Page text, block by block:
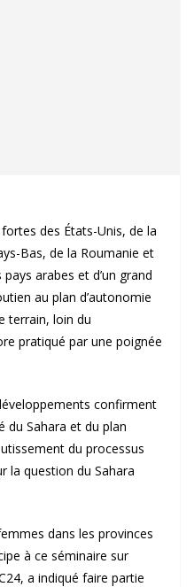
des États-Unis, de la
Bas, de la Roumanie et
arabes et d’un grand
au plan d’autonomie
terrain, loin du
pratiqué par une poignée
confirment
du Sahara et du plan
du processus
la question du Sahara
dans les provinces
à ce séminaire sur
a indiqué faire partie